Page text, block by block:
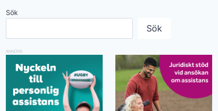
Sök
Sök
ANNONS